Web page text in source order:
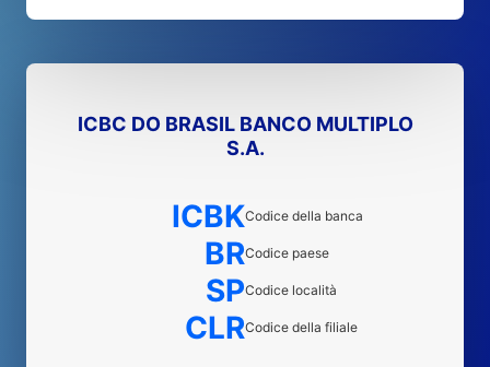
ICBC DO BRASIL BANCO MULTIPLO
S.A.
ICBKCodice della banca
BRCodice paese
SPCodice località
CLRCodice della filiale